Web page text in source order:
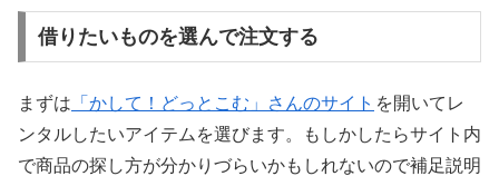
借りたいものを選んで注文する
まずは 「かして！どっとこむ」さんのサイト を開いてレ
ンタルしたいアイテムを選びます。もしかしたらサイト内
で商品の探し方が分かりづらいかもしれないので補足説明